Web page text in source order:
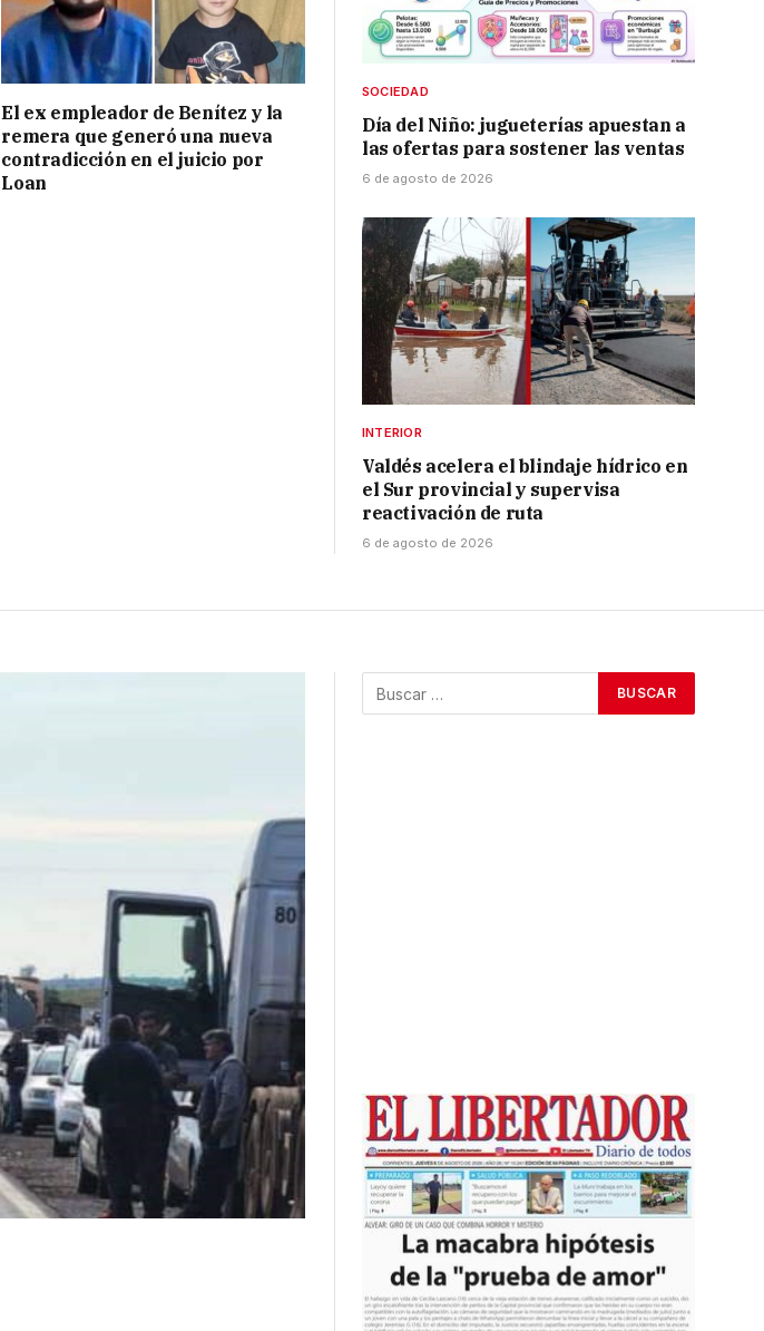
El ex empleador de Benítez y la
remera que generó una nueva
contradicción en el juicio por
Loan
SOCIEDAD
Día del Niño: jugueterías apuestan a
las ofertas para sostener las ventas
6 de agosto de 2026
INTERIOR
Valdés acelera el blindaje hídrico en
el Sur provincial y supervisa
reactivación de ruta
6 de agosto de 2026